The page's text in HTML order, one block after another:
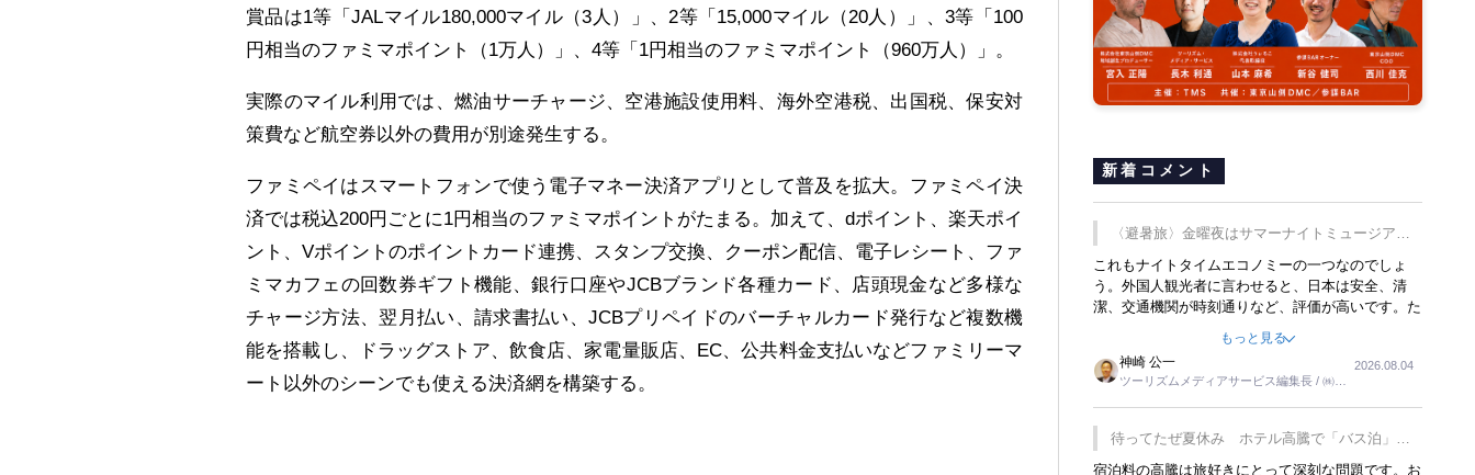
賞品は1等「JALマイル180,000マイル（3人）」、2等「15,000マイル（20人）」、3等「100
円相当のファミマポイント（1万人）」、4等「1円相当のファミマポイント（960万人）」。
実際のマイル利用では、燃油サーチャージ、空港施設使用料、海外空港税、出国税、保安対
策費など航空券以外の費用が別途発生する。
ファミペイはスマートフォンで使う電子マネー決済アプリとして普及を拡大。ファミペイ決
済では税込200円ごとに1円相当のファミマポイントがたまる。加えて、dポイント、楽天ポイ
ント、Vポイントのポイントカード連携、スタンプ交換、クーポン配信、電子レシート、ファ
ミマカフェの回数券ギフト機能、銀行口座やJCBブランド各種カード、店頭現金など多様な
チャージ方法、翌月払い、請求書払い、JCBプリペイドのバーチャルカード発行など複数機
能を搭載し、ドラッグストア、飲食店、家電量販店、EC、公共料金支払いなどファミリーマ
ート以外のシーンでも使える決済網を構築する。
新着コメント
〈避暑旅〉金曜夜はサマーナイトミュージア
ム、都立6施設で
これもナイトタイムエコノミーの一つなのでしょ
う。外国人観光者に言わせると、日本は安全、清
潔、交通機関が時刻通りなど、評価が高いです。た
す。そのような意味で、金曜夜にこのようなイベン
トが行われれば、日本人に限らず外国人にとっても
楽しみが増えるでしょうね。
もっと見る
神崎 公一
ツーリズムメディアサービス編集長 / ㈱ツ
2026.08.04
待ってたぜ夏休み ホテル高騰で「バス泊」人
気
宿泊料の高騰は旅好きにとって深刻な問題です。お